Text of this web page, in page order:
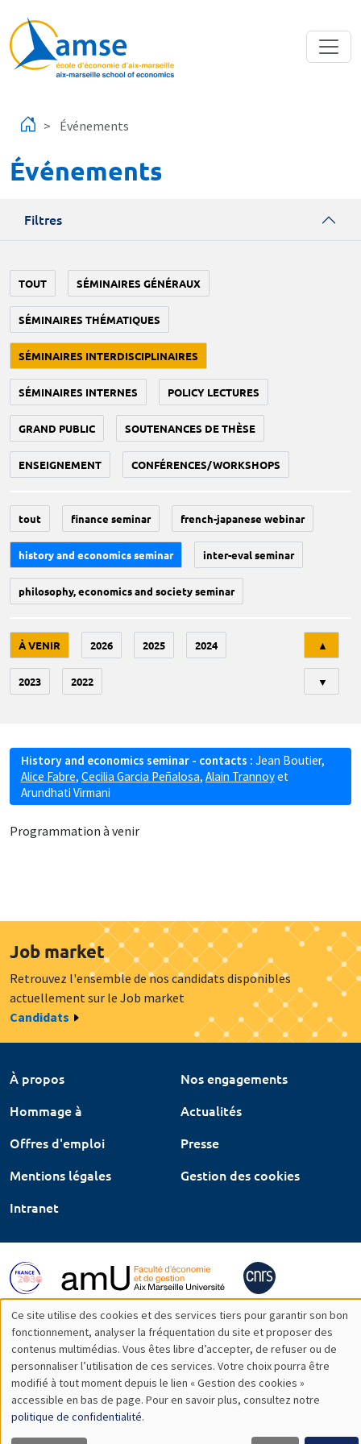
Événements
Événements
Filtres
TOUT SÉMINAIRES GÉNÉRAUX
SÉMINAIRES THÉMATIQUES
SÉMINAIRES INTERDISCIPLINAIRES
SÉMINAIRES INTERNES POLICY LECTURES
GRAND PUBLIC SOUTENANCES DE THÈSE
ENSEIGNEMENT CONFÉRENCES/WORKSHOPS
tout finance seminar french-japanese webinar
history and economics seminar inter-eval seminar
philosophy, economics and society seminar
À VENIR 2026 2025 2024
2023 2022
▲
▼
History and economics seminar - contacts : Jean Boutier,
Alice Fabre, Cecilia Garcia Peñalosa, Alain Trannoyet
Arundhati Virmani
Programmation à venir
Job market
Retrouvez l'ensemble de nos candidats disponibles
actuellement sur le Job market
Candidats
À propos
Nos engagements
Hommage à
Actualités
Offres d'emploi
Presse
Mentions légales
Gestion des cookies
Intranet
Utilisation
des
données
personnelles
Ce site utilise des cookies et des services tiers pour garantir son bon
fonctionnement, analyser la fréquentation du site et proposer des
contenus multimédias. Vous êtes libre d’accepter, de refuser ou de
personnaliser l’utilisation de ces services. Votre choix pourra être
modifié à tout moment depuis le lien « Gestion des cookies »
accessible en bas de page. Pour en savoir plus, consultez notre
politique de confidentialité.